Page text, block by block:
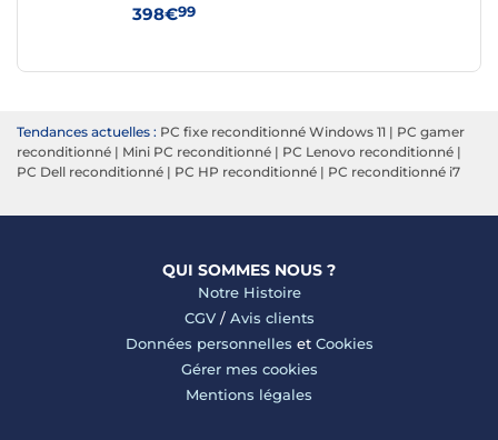
398€99
Tendances actuelles : PC fixe reconditionné Windows 11 | PC gamer
reconditionné | Mini PC reconditionné | PC Lenovo reconditionné |
PC Dell reconditionné | PC HP reconditionné | PC reconditionné i7
QUI SOMMES NOUS ?
Notre Histoire
CGV/ Avis clients
Données personnelles et Cookies
Gérer mes cookies
Mentions légales